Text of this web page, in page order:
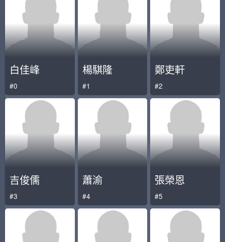
白佳峰
#0
楊騏隆
#1
鄭吏軒
#2
吉俊儒
#3
蕭渝
#4
張榮恩
#5